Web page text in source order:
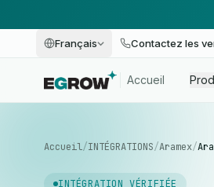
Français Contactez les
Accueil
Accueil/INTÉGRATIONS/Aramex/
INTÉGRATION VÉRIFIÉE